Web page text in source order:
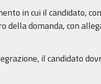
in cui il candidato,
della domanda, con
il candidato